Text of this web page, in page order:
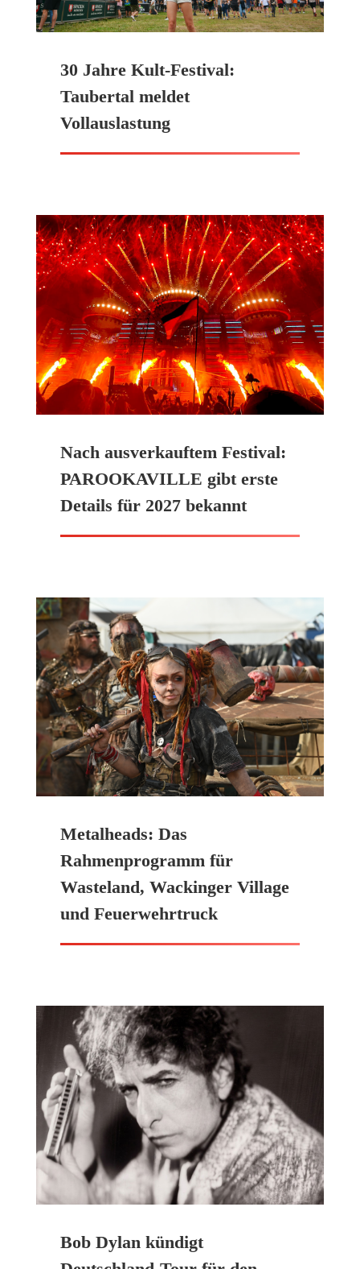
30 Jahre Kult-Festival:
Taubertal meldet
Vollauslastung
Nach ausverkauftem Festival:
PAROOKAVILLE gibt erste
Details für 2027 bekannt
Metalheads: Das
Rahmenprogramm für
Wasteland, Wackinger Village
und Feuerwehrtruck
Bob Dylan kündigt